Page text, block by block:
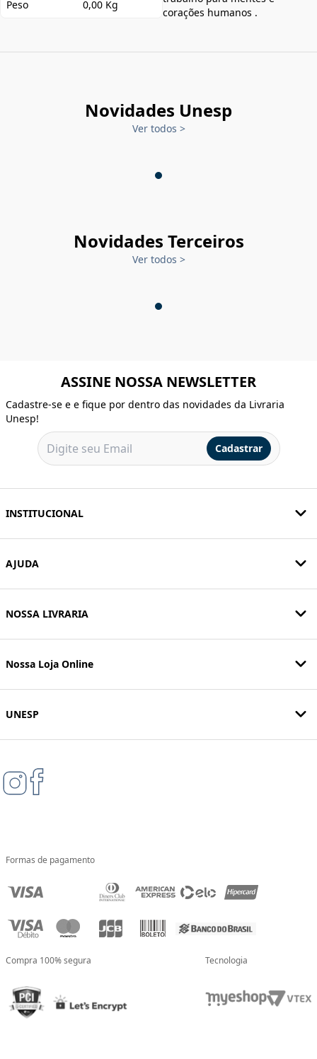
Peso
0,00 Kg
corações humanos .
Novidades Unesp
Ver todos >
Novidades Terceiros
Ver todos >
ASSINE NOSSA NEWSLETTER
Cadastre-se e e fique por dentro das novidades da Livraria
Unesp!
Cadastrar
INSTITUCIONAL
AJUDA
NOSSA LIVRARIA
Nossa Loja Online
UNESP
Formas de pagamento
Compra 100% segura Tecnologia